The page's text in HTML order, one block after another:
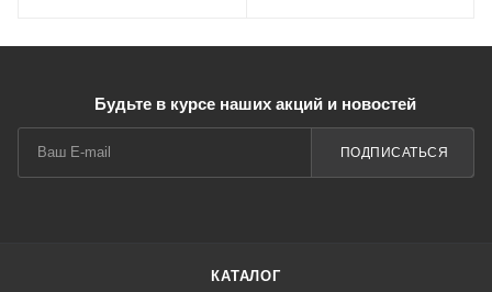
Будьте в курсе наших акций и новостей
ПОДПИСАТЬСЯ
КАТАЛОГ